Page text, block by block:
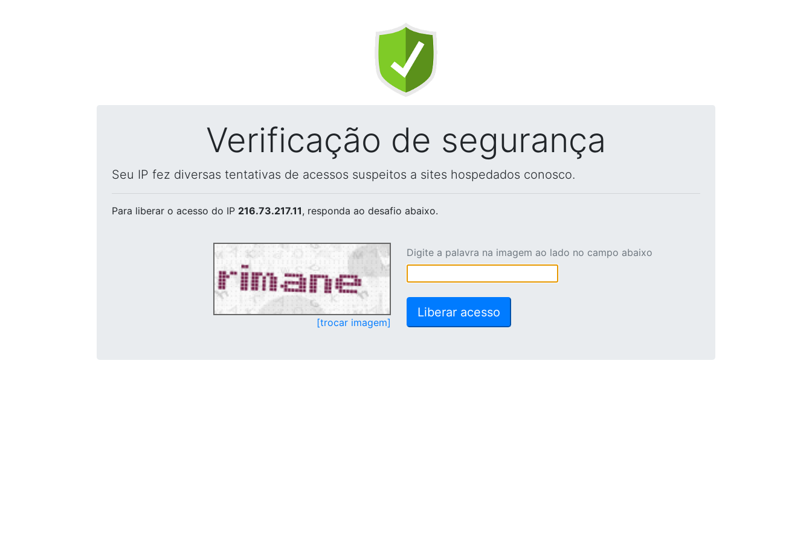
Verificação de segurança
Seu IP fez diversas tentativas de acessos suspeitos a sites hospedados conosco.
Para liberar o acesso do IP 216.73.217.11, responda ao desafio abaixo.
[trocar imagem]
Digite a palavra na imagem ao lado no campo abaixo